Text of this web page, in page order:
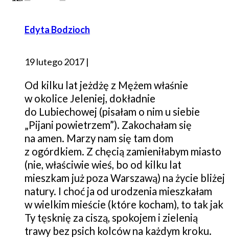
Edyta Bodzioch
19 lutego 2017 |
Od kilku lat jeżdżę z Mężem właśnie
w okolice Jeleniej, dokładnie
do Lubiechowej (pisałam o nim u siebie
„Pijani powietrzem”). Zakochałam się
na amen. Marzy nam się tam dom
z ogórdkiem. Z chęcią zamieniłabym miasto
(nie, właściwie wieś, bo od kilku lat
mieszkam już poza Warszawą) na życie bliżej
natury. I choć ja od urodzenia mieszkałam
w wielkim mieście (które kocham), to tak jak
Ty tęsknię za ciszą, spokojem i zielenią
trawy bez psich kolców na każdym kroku.